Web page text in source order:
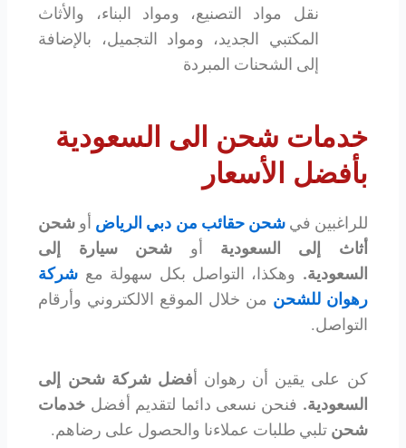
نقل مواد التصنيع، ومواد البناء، والأثاث
المكتبي الجديد، ومواد التجميل، بالإضافة
إلى الشحنات المبردة
خدمات شحن الى السعودية
بأفضل الأسعار
للراغبين فيشحن حقائب من دبي الرياض أو شحن
أثاث إلى السعودية أو شحن سيارة إلى
السعودية. وهكذا، التواصل بكل سهولة مع شركة
رهوان للشحن من خلال الموقع الالكتروني وأرقام
التواصل.
كن على يقين أن رهوان أفضل شركة شحن إلى
السعودية. فنحن نسعى دائما لتقديم أفضل خدمات
شحن تلبي طلبات عملاءنا والحصول على رضاهم.